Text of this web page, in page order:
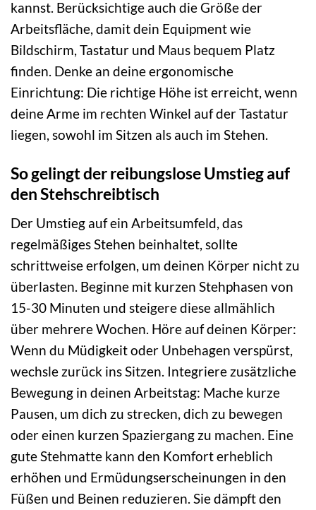
kannst. Berücksichtige auch die Größe der
Arbeitsfläche, damit dein Equipment wie
Bildschirm, Tastatur und Maus bequem Platz
finden. Denke an deine ergonomische
Einrichtung: Die richtige Höhe ist erreicht, wenn
deine Arme im rechten Winkel auf der Tastatur
liegen, sowohl im Sitzen als auch im Stehen.
So gelingt der reibungslose Umstieg auf
den Stehschreibtisch
Der Umstieg auf ein Arbeitsumfeld, das
regelmäßiges Stehen beinhaltet, sollte
schrittweise erfolgen, um deinen Körper nicht zu
überlasten. Beginne mit kurzen Stehphasen von
15-30 Minuten und steigere diese allmählich
über mehrere Wochen. Höre auf deinen Körper:
Wenn du Müdigkeit oder Unbehagen verspürst,
wechsle zurück ins Sitzen. Integriere zusätzliche
Bewegung in deinen Arbeitstag: Mache kurze
Pausen, um dich zu strecken, dich zu bewegen
oder einen kurzen Spaziergang zu machen. Eine
gute Stehmatte kann den Komfort erheblich
erhöhen und Ermüdungserscheinungen in den
Füßen und Beinen reduzieren. Sie dämpft den